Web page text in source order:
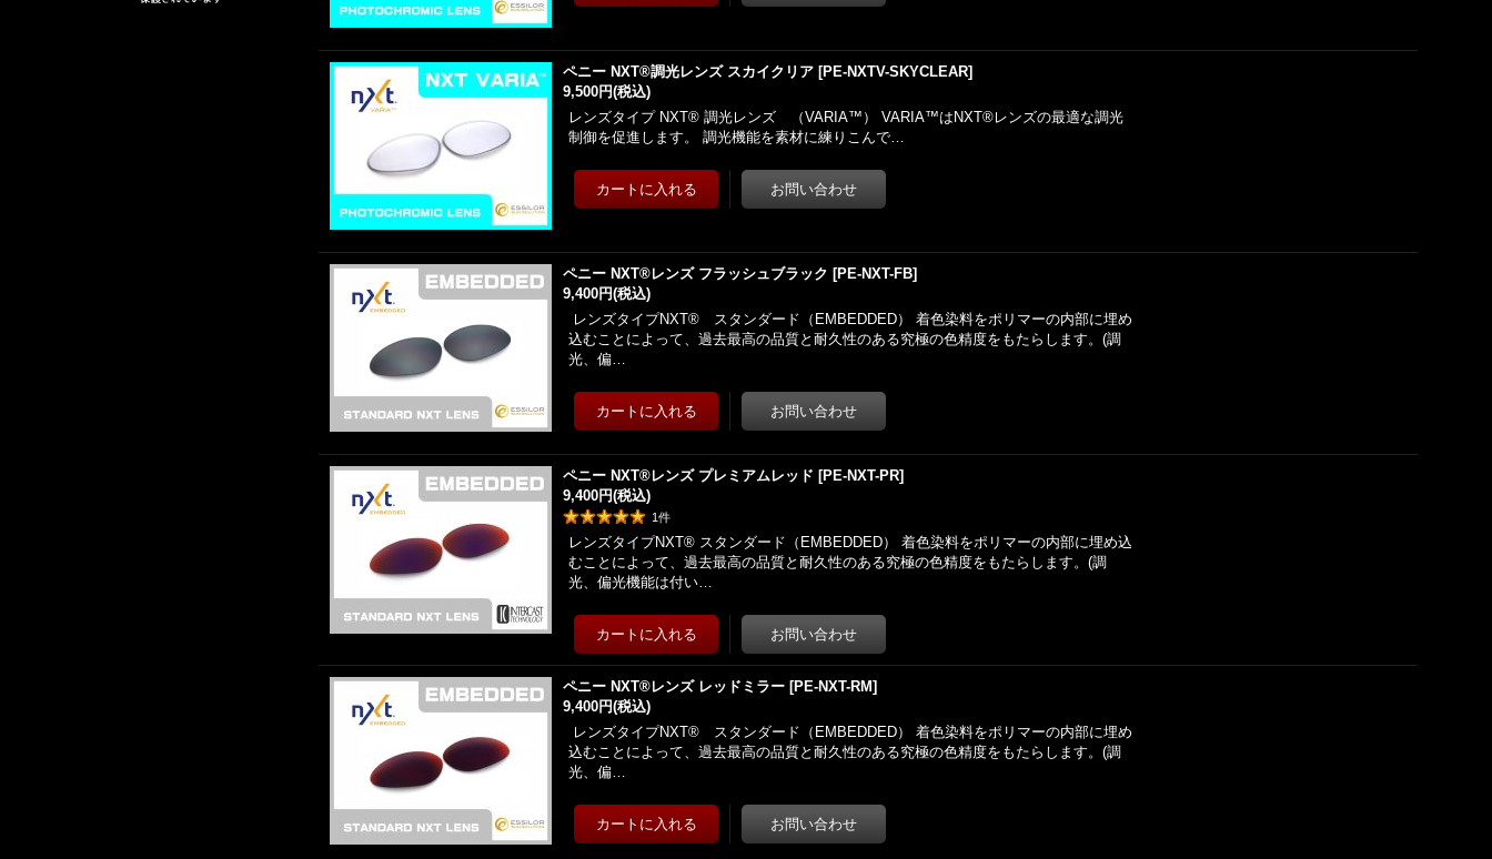
ペニー NXT®調光レンズ スカイクリア [PE-NXTV-SKYCLEAR]
9,500円(税込)
レンズタイプ NXT® 調光レンズ （VARIA™） VARIA™はNXT®レンズの最適な調光
制御を促進します。 調光機能を素材に練りこんで…
ペニー NXT®レンズ フラッシュブラック [PE-NXT-FB]
9,400円(税込)
レンズタイプNXT® スタンダード（EMBEDDED） 着色染料をポリマーの内部に埋め
込むことによって、過去最高の品質と耐久性のある究極の色精度をもたらします。(調
光、偏…
ペニー NXT®レンズ プレミアムレッド [PE-NXT-PR]
9,400円(税込)
1件
レンズタイプNXT® スタンダード（EMBEDDED） 着色染料をポリマーの内部に埋め込
むことによって、過去最高の品質と耐久性のある究極の色精度をもたらします。(調
光、偏光機能は付い…
ペニー NXT®レンズ レッドミラー [PE-NXT-RM]
9,400円(税込)
レンズタイプNXT® スタンダード（EMBEDDED） 着色染料をポリマーの内部に埋め
込むことによって、過去最高の品質と耐久性のある究極の色精度をもたらします。(調
光、偏…